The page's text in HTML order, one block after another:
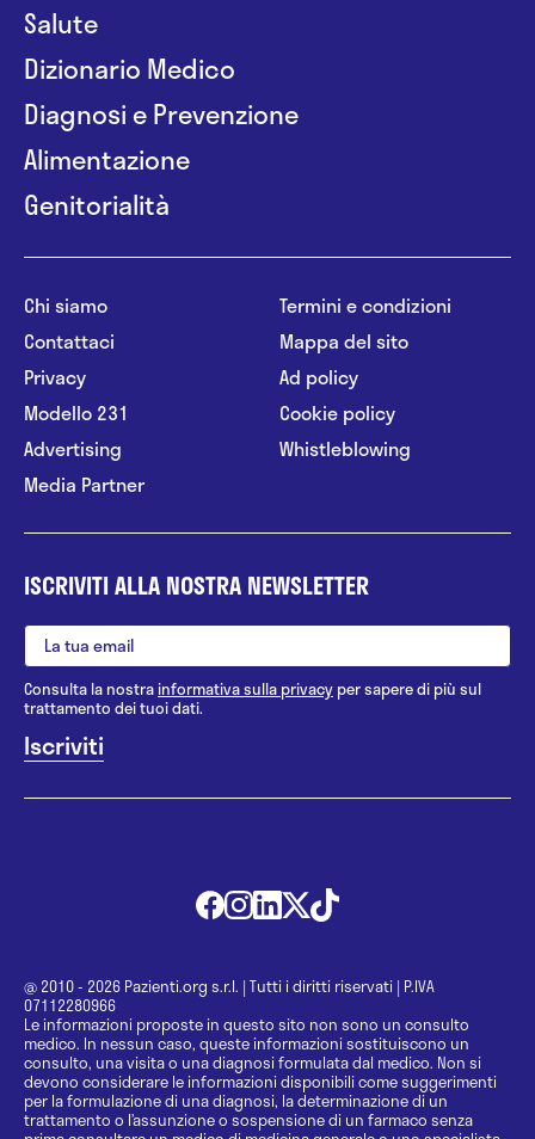
Salute
Dizionario Medico
Diagnosi e Prevenzione
Alimentazione
Genitorialità
Chi siamo
Contattaci
Privacy
Modello 231
Advertising
Media Partner
Termini e condizioni
Mappa del sito
Ad policy
Cookie policy
Whistleblowing
ISCRIVITI ALLA NOSTRA NEWSLETTER
Consulta la nostrainformativa sulla privacy per sapere di più sul
trattamento dei tuoi dati.
@ 2010 - 2026 Pazienti.org s.r.l. | Tutti i diritti riservati | P.IVA
07112280966
Le informazioni proposte in questo sito non sono un consulto
medico. In nessun caso, queste informazioni sostituiscono un
consulto, una visita o una diagnosi formulata dal medico. Non si
devono considerare le informazioni disponibili come suggerimenti
per la formulazione di una diagnosi, la determinazione di un
trattamento o l’assunzione o sospensione di un farmaco senza